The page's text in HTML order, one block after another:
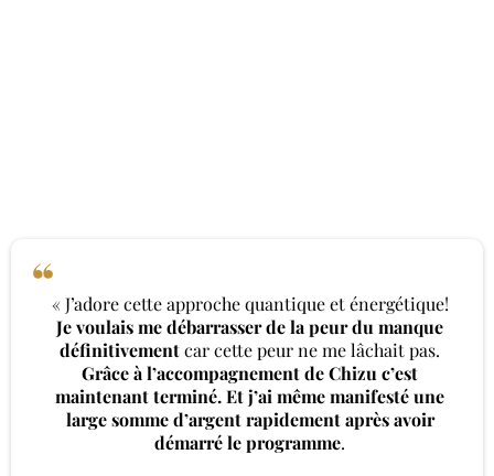
« J’adore cette approche quantique et énergétique!
Je voulais me débarrasser de la peur du manque
définitivementcar cette peur ne me lâchait pas.
Grâce à l’accompagnement de Chizu c’est
maintenant terminé. Et j’ai même manifesté une
large somme d’argent rapidement après avoir
démarré le programme.